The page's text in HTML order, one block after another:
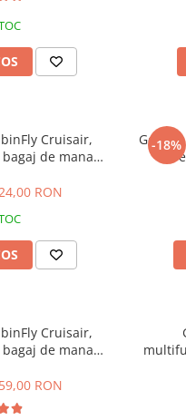
Cruisair,
de mana
RON
-18%
Cruisair,
de mana
RON